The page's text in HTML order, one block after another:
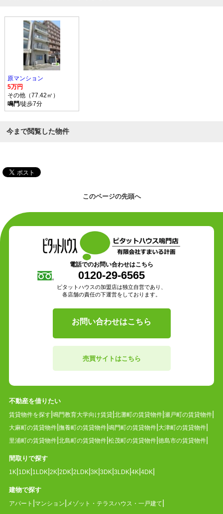
原マンション
5万円
その他（77.42㎡）
鳴門/徒歩7分
今まで閲覧した物件
このページの先頭へ
電話でのお問い合わせはこちら
0120-29-6565
ピタットハウスの加盟店は独立自営であり、
各店舗の責任の下運営をしております。
お問い合わせはこちら
売買サイトはこちら
不動産を借りたい
賃貸物件を探す 鳴門教育大学向け賃貸 北灘町の賃貸物件 瀬戸町の賃貸物件
大麻町の賃貸物件 撫養町の賃貸物件 鳴門町の賃貸物件 大津町の賃貸物件
里浦町の賃貸物件 北島町の賃貸物件 松茂町の賃貸物件 徳島市の賃貸物件
間取りで探す
1K 1DK 1LDK 2K 2DK 2LDK 3K 3DK 3LDK 4K 4DK
建物で探す
アパート マンション メゾット・テラスハウス・一戸建て